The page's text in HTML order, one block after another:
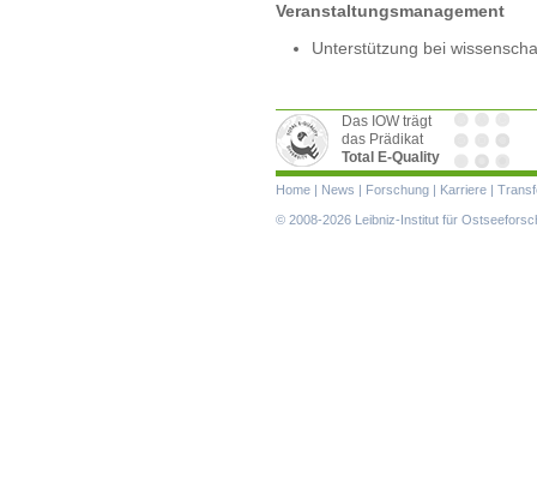
Veranstaltungsmanagement
Unterstützung bei
Das IOW trägt
das Prädikat
Total E-Quality
Navigation
überspringen
Home | News | Forschung | Karriere |
© 2008-2026 Leibniz-Institut für